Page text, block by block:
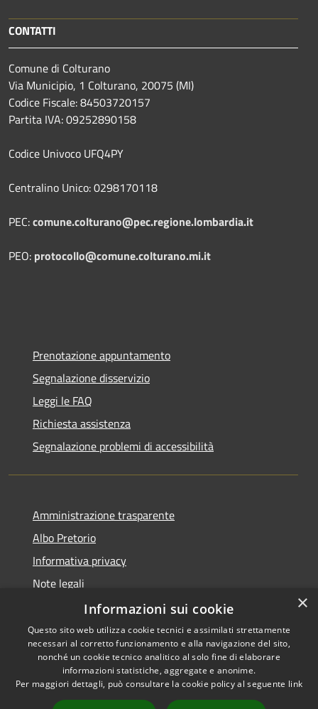
CONTATTI
Comune di Colturano
Via Municipio, 1 Colturano, 20075 (MI)
Codice Fiscale: 84503720157
Partita IVA: 09252890158
Codice Univoco UFQ4PY
Centralino Unico: 0298170118
PEC:comune.colturano@pec.regione.lombardia.it
PEO: protocollo@comune.colturano.mi.it
Prenotazione appuntamento
Segnalazione disservizio
Leggi le FAQ
Richiesta assistenza
Segnalazione problemi di accessibilità
Amministrazione trasparente
Albo Pretorio
Informativa privacy
Note legali
Dichiarazione di accessibilità
RSS
Accessibilità
Copyright © 2026 • Comune di
×
Informazioni sui cookie
Questo sito web utilizza cookie tecnici e assimilati strettamente
necessari al corretto funzionamento e alla navigazione del sito,
nonché un cookie tecnico analitico al solo fine di elaborare
informazioni statistiche, aggregate e anonime.
Per maggiori dettagli, può consultare la cookie policy al seguente link